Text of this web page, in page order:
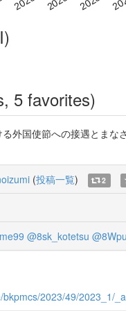
5 favorites)
外国使節への接遇とま
(投稿一覧) 2
@8sk_kotetsu
2023/49/2023_1/